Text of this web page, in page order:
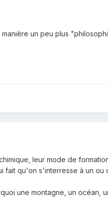
un peu plus
leur mode de
qu'on s'interresse à un ou
une montagne, un océan,